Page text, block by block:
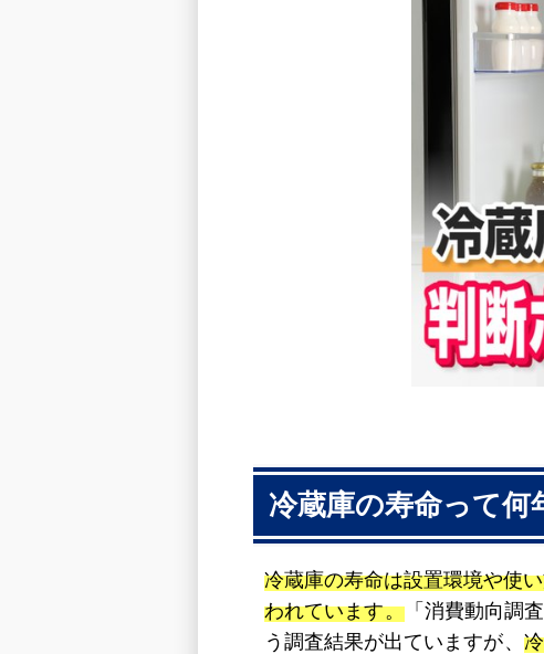
冷蔵庫の寿命って何
冷蔵庫の寿命は設置環境や使
われています。「消費動向調
う調査結果が出ていますが、